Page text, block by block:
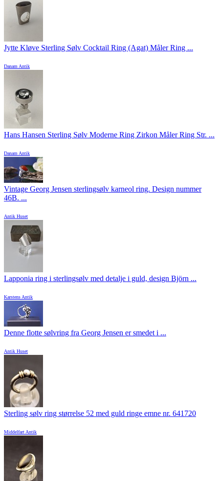
Jytte Kløve Sterling Sølv Cocktail Ring (Agat) Måler Ring ...
Danam Antik
Hans Hansen Sterling Sølv Moderne Ring Zirkon Måler Ring Str. ...
Danam Antik
Vintage Georg Jensen sterlingsølv karneol ring. Design nummer
46B. ...
Antik Huset
Lapponia ring i sterlingsølv med detalje i guld, design Björn ...
Karstens Antik
Denne flotte sølvring fra Georg Jensen er smedet i ...
Antik Huset
Sterling sølv ring størrelse 52 med guld ringe emne nr. 641720
Middelfart Antik